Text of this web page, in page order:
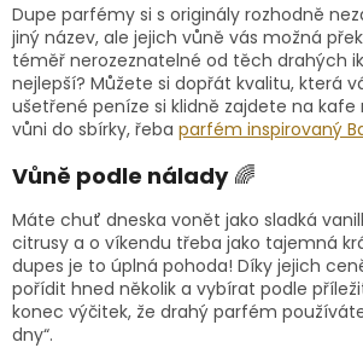
Dupe parfémy si s originály rozhodně
jiný název, ale jejich vůně vás možná
téměř nerozeznatelné od těch drahých
nejlepší? Můžete si dopřát kvalitu, která
ušetřené peníze si klidně zajdete na
vůni do sbírky, řeba parfém inspirovaný
Vůně podle nálady🌈
Máte chuť dneska vonět jako sladká
citrusy a o víkendu třeba jako tajemná
dupes je to úplná pohoda! Díky jejich
pořídit hned několik a vybírat podle
konec výčitek, že drahý parfém
dny“.